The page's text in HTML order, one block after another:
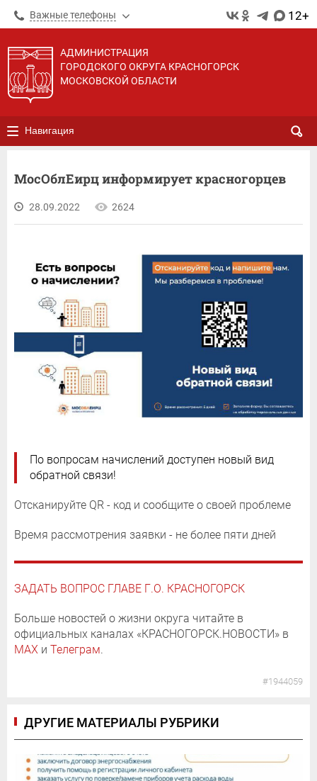
Важные телефоны 12+
АДМИНИСТРАЦИЯ
ГОРОДСКОГО ОКРУГА КРАСНОГОРСК
МОСКОВСКОЙ ОБЛАСТИ
Навигация
МосОблЕирц информирует красногорцев
28.09.2022 2624
По вопросам начислений доступен новый вид
обратной связи!
Отсканируйте QR - код и сообщите о своей проблеме
Время рассмотрения заявки - не более пяти дней
ЗАДАТЬ ВОПРОС ГЛАВЕ Г.О. КРАСНОГОРСК
Больше новостей о жизни округа читайте в
официальных каналах «КРАСНОГОРСК.НОВОСТИ» в
MAX и Телеграм.
#1944059
ДРУГИЕ МАТЕРИАЛЫ РУБРИКИ